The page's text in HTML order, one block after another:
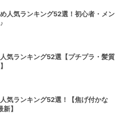
人気ランキング52選！初心者・メン
気ランキング52選【プチプラ・髪質
気ランキング52選！【焦げ付かな
】